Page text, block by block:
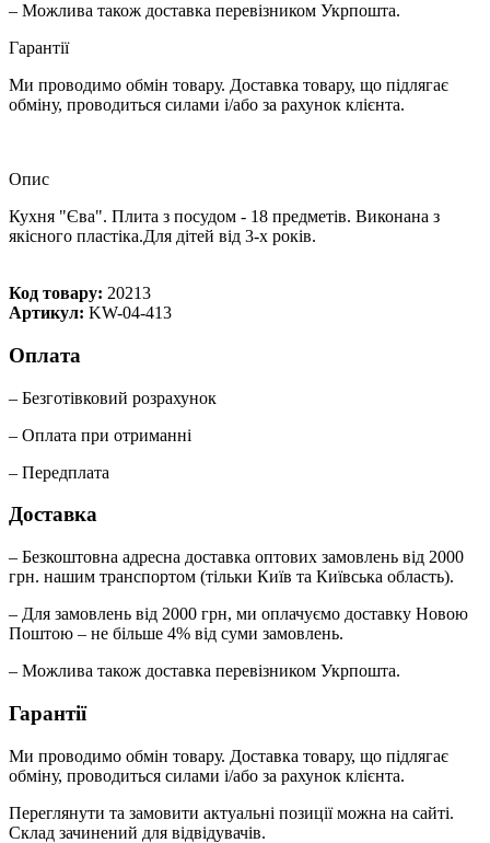
– Можлива також доставка перевізником Укрпошта.
Гарантії
Ми проводимо обмін товару. Доставка товару, що підлягає
обміну, проводиться силами і/або за рахунок клієнта.
Опис
Кухня "Єва". Плита з посудом - 18 предметів. Виконана з
якісного пластіка.Для дітей від 3-х років.
Код товару: 20213
Артикул: KW-04-413
Оплата
– Безготівковий розрахунок
– Оплата при отриманні
– Передплата
Доставка
– Безкоштовна адресна доставка оптових замовлень від 2000
грн. нашим транспортом (тільки Київ та Київська область).
– Для замовлень від 2000 грн, ми оплачуємо доставку Новою
Поштою – не більше 4% від суми замовлень.
– Можлива також доставка перевізником Укрпошта.
Гарантії
Ми проводимо обмін товару. Доставка товару, що підлягає
обміну, проводиться силами і/або за рахунок клієнта.
Переглянути та замовити актуальні позиції можна на сайті.
Склад зачинений для відвідувачів.